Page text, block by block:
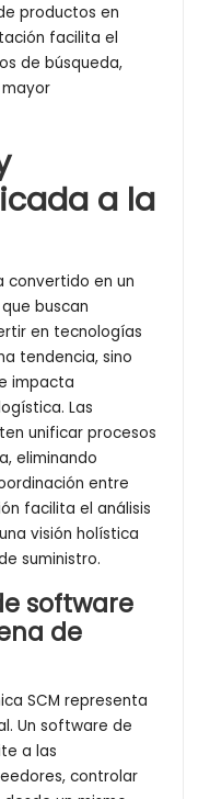
productos en
facilita el
de búsqueda,
a la
convertido en un
buscan
en tecnologías
tendencia, sino
impacta
Las
unificar procesos
eliminando
entre
facilita el análisis
visión holística
suministro.
software
de
SCM representa
Un software de
a las
controlar